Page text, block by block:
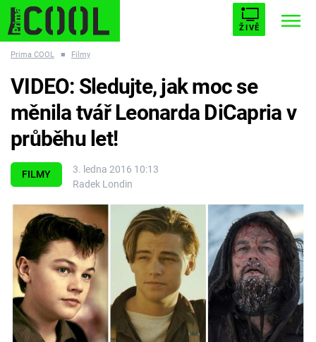
ŽIVĚ
ESCAPE PLNEJ KOTEL AVENGERS 5
Témata
Filmy
Seriály
Hry
Cool Esport
Prima COOL ■ Filmy
FILMY
3. ledna 2016 10:13
Radek Londin
VIDEO: Sledujte, jak moc se
měnila tvář Leonarda DiCapria v
průběhu let!